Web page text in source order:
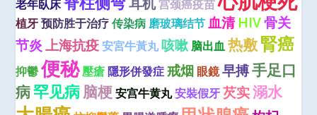
老年臥床
宫颈癌疫苗
植牙 预防胜于治疗 传染病 磨玻璃结节 血清 HIV骨关
节炎 上海抗疫 安宮牛黃丸咳嗽 脑出血 热敷腎癌
抑鬱 便秘壓瘡 隱形併發症 戒烟 眼鏡早搏手足口
病罕见病 脑梗 安宫牛黄丸安裝假牙 芡实溺水